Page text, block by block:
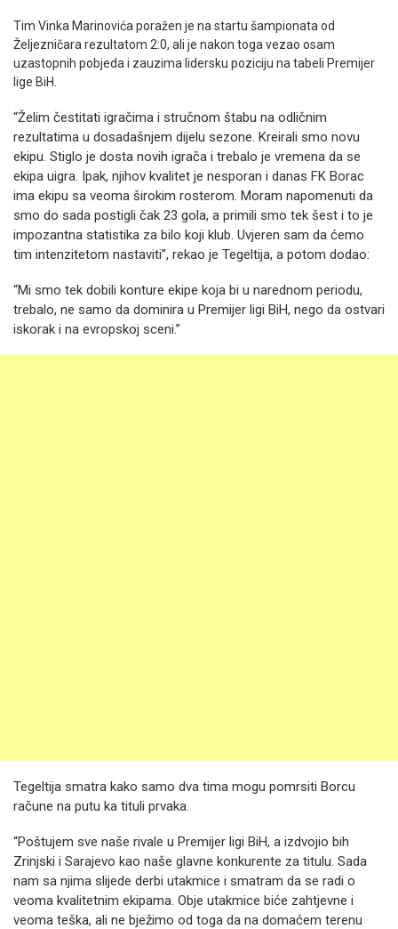
Tim Vinka Marinovića poražen je na startu šampionata od
Željezničara rezultatom 2:0, ali je nakon toga vezao osam
uzastopnih pobjeda i zauzima lidersku poziciju na tabeli Premijer
lige BiH.
“Želim čestitati igračima i stručnom štabu na odličnim
rezultatima u dosadašnjem dijelu sezone. Kreirali smo novu
ekipu. Stiglo je dosta novih igrača i trebalo je vremena da se
ekipa uigra. Ipak, njihov kvalitet je nesporan i danas FK Borac
ima ekipu sa veoma širokim rosterom. Moram napomenuti da
smo do sada postigli čak 23 gola, a primili smo tek šest i to je
impozantna statistika za bilo koji klub. Uvjeren sam da ćemo
tim intenzitetom nastaviti”, rekao je Tegeltija, a potom dodao:
“Mi smo tek dobili konture ekipe koja bi u narednom periodu,
trebalo, ne samo da dominira u Premijer ligi BiH, nego da ostvari
iskorak i na evropskoj sceni.”
Tegeltija smatra kako samo dva tima mogu pomrsiti Borcu
račune na putu ka tituli prvaka.
“Poštujem sve naše rivale u Premijer ligi BiH, a izdvojio bih
Zrinjski i Sarajevo kao naše glavne konkurente za titulu. Sada
nam sa njima slijede derbi utakmice i smatram da se radi o
veoma kvalitetnim ekipama. Obje utakmice biće zahtjevne i
veoma teška, ali ne bježimo od toga da na domaćem terenu